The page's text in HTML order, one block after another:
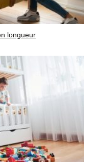
longueur